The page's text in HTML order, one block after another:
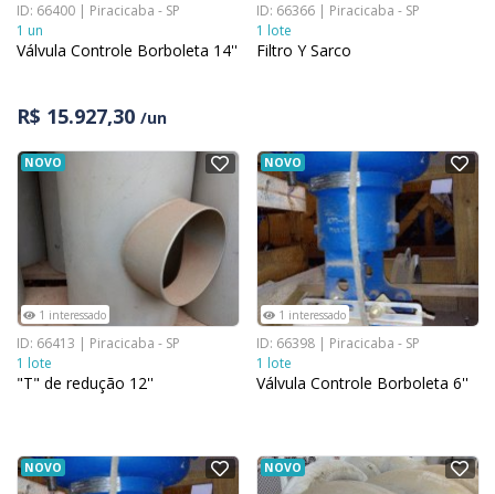
ID: 66400 | Piracicaba - SP
1 un
Válvula Controle Borboleta 14''
R$ 15.927,30 /un
ID: 66366 | Piracicaba - SP
1 lote
Filtro Y Sarco
NOVO
1 interessado
ID: 66413 | Piracicaba - SP
1 lote
"T" de redução 12''
NOVO
1 interessado
ID: 66398 | Piracicaba - SP
1 lote
Válvula Controle Borboleta 6''
NOVO NOVO